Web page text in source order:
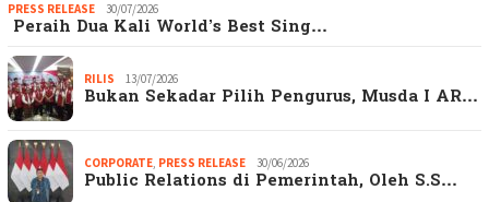
PRESS RELEASE 30/07/2026
Peraih Dua Kali World’s Best Sing…
RILIS 13/07/2026
Bukan Sekadar Pilih Pengurus, Musda I AR…
CORPORATE, PRESS RELEASE 30/06/2026
Public Relations di Pemerintah, Oleh S.S…